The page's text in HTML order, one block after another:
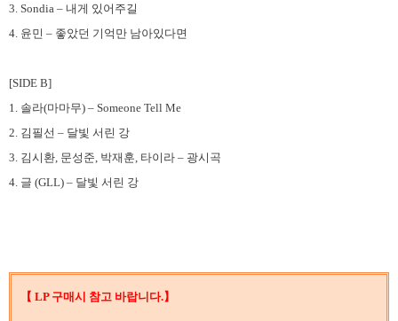
3. Sondia – 내게 있어주길
4. 윤민 – 좋았던 기억만 남아있다면
[SIDE B]
1. 솔라(마마무) – Someone Tell Me
2. 김필선 – 달빛 서린 강
3. 김시환, 문성준, 박재훈, 타이라 – 광시곡
4. 글 (GLL) – 달빛 서린 강
【 LP 구매시 참고 바랍니다.】